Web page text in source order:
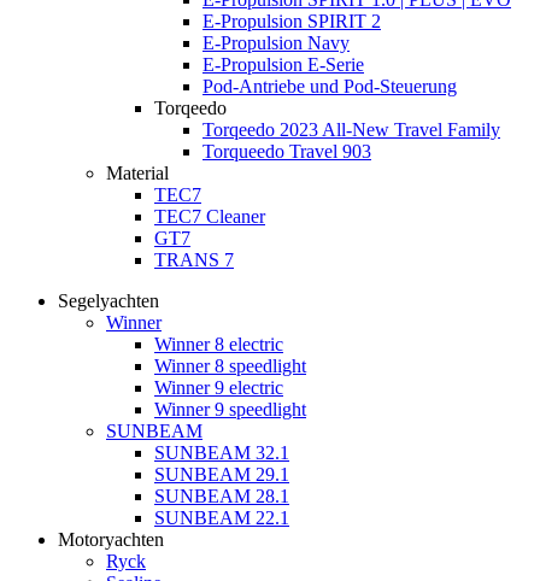
E-Propulsion SPIRIT 2
E-Propulsion Navy
E-Propulsion E-Serie
Pod-Antriebe und Pod-Steuerung
Torqeedo
Torqeedo 2023 All-New Travel Family
Torqueedo Travel 903
Material
TEC7
TEC7 Cleaner
GT7
TRANS 7
Segelyachten
Winner
Winner 8 electric
Winner 8 speedlight
Winner 9 electric
Winner 9 speedlight
SUNBEAM
SUNBEAM 32.1
SUNBEAM 29.1
SUNBEAM 28.1
SUNBEAM 22.1
Motoryachten
Ryck